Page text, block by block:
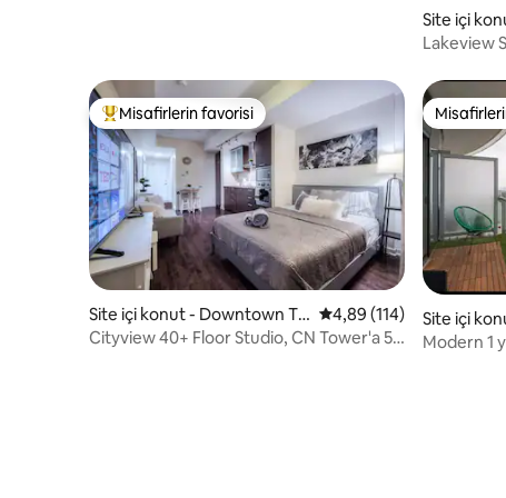
Site içi
ronto
Lakeview
Misafirlerin favorilerinden en beğenilenler arasında
Misafirlerin favorisi
Site içi konut - Downtown To
ronto
5 üzerinden ortalama
4,89 (114)
Cityview 40+ Floor Studio, CN Tower'a 5
Site içi
ronto
Modern 1